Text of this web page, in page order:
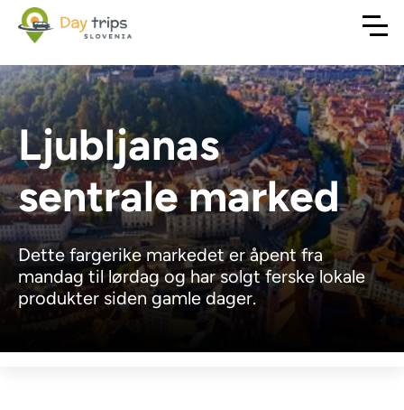
Ljubljanas
sentrale marked
Dette fargerike markedet er åpent fra
mandag til lørdag og har solgt ferske lokale
produkter siden gamle dager.